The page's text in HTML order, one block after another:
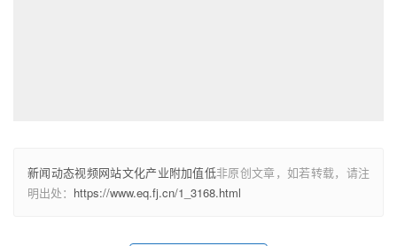
新闻动态视频网站文化产业附加值低非原创文章，如若转载，请注
明出处： https://www.eq.fj.cn/1_3168.html